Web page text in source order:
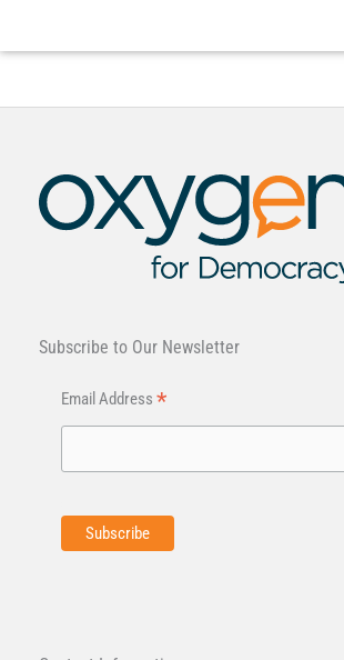
Subscribe to Our Newsletter
Email Address *